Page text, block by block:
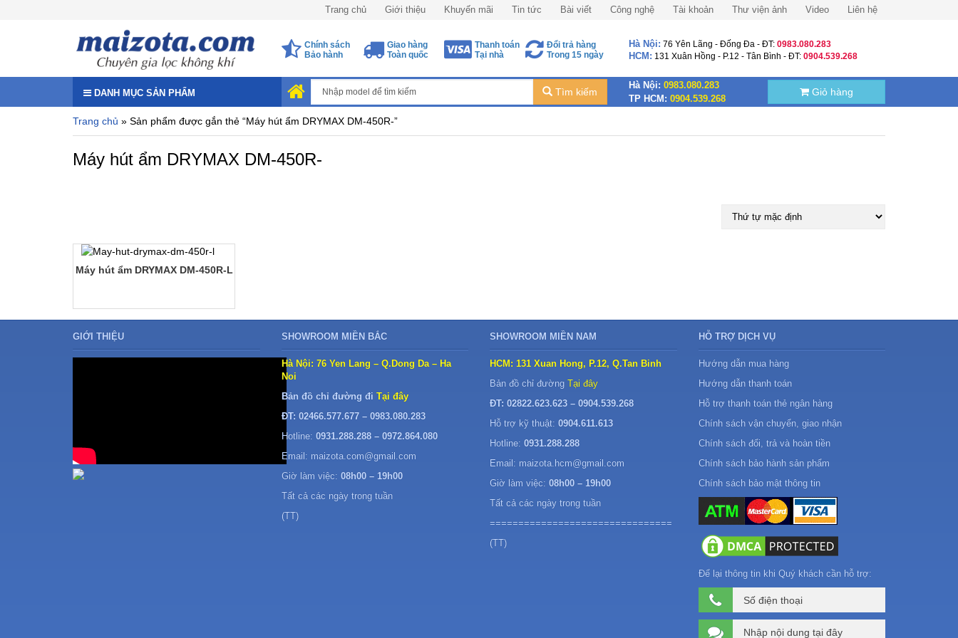
Trang chủ Giới thiệu Khuyến mãi Tin tức Bài viết Công nghệ Tài khoản Thư viện ảnh Video Liên hệ
Chính sách
Bảo hành
Giao hàng
Toàn quốc
Thanh toán
Tại nhà
Đổi trả hàng
Trong 15 ngày
Hà Nội: 76 Yên Lãng - Đống Đa - ĐT: 0983.080.283
HCM: 131 Xuân Hồng - P.12 - Tân Bình - ĐT: 0904.539.268
DANH MỤC SẢN PHẨM Tìm kiếm
Hà Nội: 0983.080.283
TP HCM: 0904.539.268
Giỏ hàng
Trang chủ » Sản phẩm được gắn thẻ “Máy hút ẩm DRYMAX DM-450R-”
Máy hút ẩm DRYMAX DM-450R-
Máy hút ẩm DRYMAX DM-450R-L
GIỚI THIỆU SHOWROOM MIỀN BẮC
Hà Nội: 76 Yen Lang – Q.Dong Da – Ha
Noi
Bản đồ chỉ đường đi Tại đây
ĐT: 02466.577.677 – 0983.080.283
Hotline: 0931.288.288 – 0972.864.080
Email: maizota.com@gmail.com
Giờ làm việc: 08h00 – 19h00
Tất cả các ngày trong tuần
(TT)
SHOWROOM MIỀN NAM
HCM: 131 Xuan Hong, P.12, Q.Tan Binh
Bản đồ chỉ đường Tại đây
ĐT: 02822.623.623 – 0904.539.268
Hỗ trợ kỹ thuật: 0904.611.613
Hotline: 0931.288.288
Email: maizota.hcm@gmail.com
Giờ làm việc: 08h00 – 19h00
Tất cả các ngày trong tuần
================================
(TT)
HỖ TRỢ DỊCH VỤ
Hướng dẫn mua hàng
Hướng dẫn thanh toán
Hỗ trợ thanh toán thẻ ngân hàng
Chính sách vận chuyển, giao nhận
Chính sách đổi, trả và hoàn tiền
Chính sách bảo hành sản phẩm
Chính sách bảo mật thông tin
Để lại thông tin khi Quý khách cần hỗ trợ: